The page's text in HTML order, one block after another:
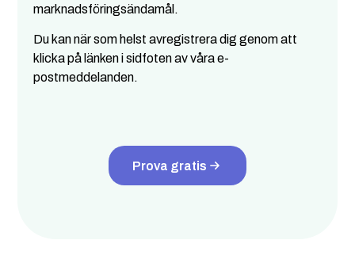
marknadsföringsändamål.
Du kan när som helst avregistrera dig genom att
klicka på länken i sidfoten av våra e-
postmeddelanden.
Prova gratis